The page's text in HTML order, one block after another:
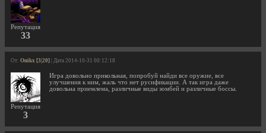
Репутация
33
От: Onikx [3|20] | Дата 2014-10-31 00:12:18
Репутация
3
Игра довольно прикольная, попробуй найди все оружие, все
улучшения к ним, жаль что нет русификации. А так игра даже
довольна приемлема, различные виды зомбей и различные боссы.